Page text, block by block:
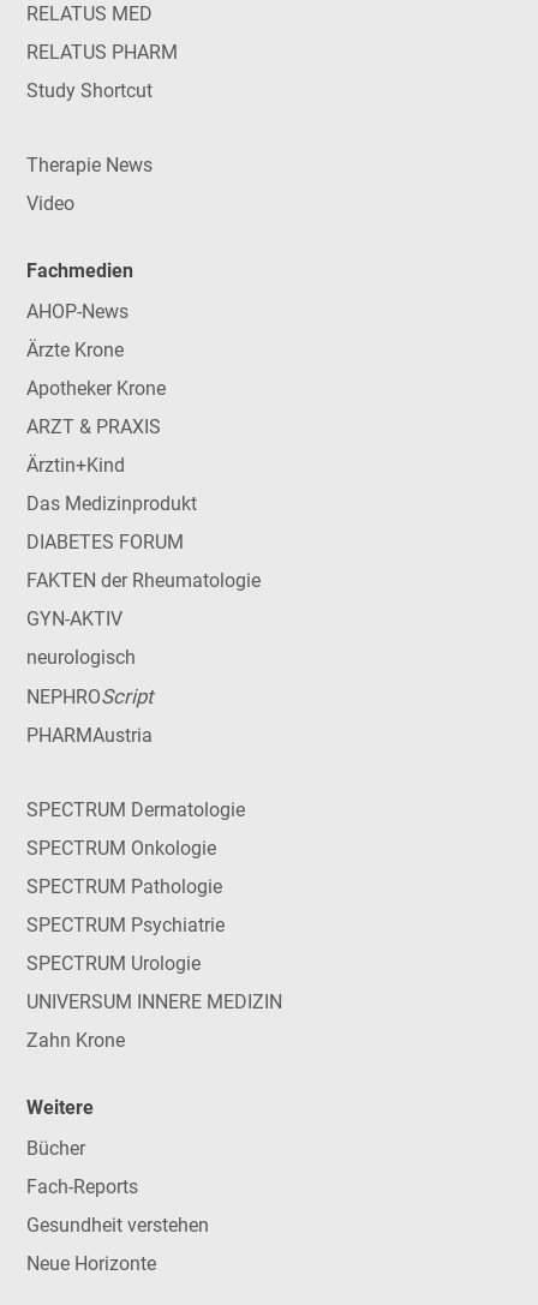
RELATUS MED
RELATUS PHARM
Study Shortcut
Therapie News
Video
Fachmedien
AHOP-News
Ärzte Krone
Apotheker Krone
ARZT & PRAXIS
Ärztin+Kind
Das Medizinprodukt
DIABETES FORUM
FAKTEN der Rheumatologie
GYN-AKTIV
neurologisch
NEPHROScript
PHARMAustria
SPECTRUM Dermatologie
SPECTRUM Onkologie
SPECTRUM Pathologie
SPECTRUM Psychiatrie
SPECTRUM Urologie
UNIVERSUM INNERE MEDIZIN
Zahn Krone
Weitere
Bücher
Fach-Reports
Gesundheit verstehen
Neue Horizonte